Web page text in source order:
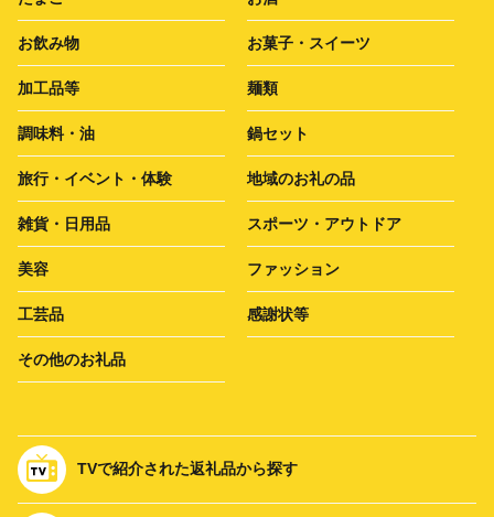
お飲み物 お菓子・スイーツ
加工品等 麺類
調味料・油 鍋セット
旅行・イベント・体験 地域のお礼の品
雑貨・日用品 スポーツ・アウトドア
美容 ファッション
工芸品 感謝状等
その他のお礼品
TVで紹介された返礼品から探す